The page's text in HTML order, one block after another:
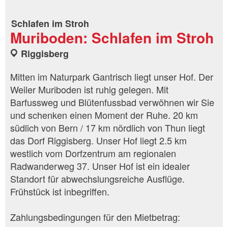
Schlafen im Stroh
Muriboden: Schlafen im Stroh
Riggisberg
Mitten im Naturpark Gantrisch liegt unser Hof. Der
Weiler Muriboden ist ruhig gelegen. Mit
Barfussweg und Blütenfussbad verwöhnen wir Sie
und schenken einen Moment der Ruhe. 20 km
südlich von Bern / 17 km nördlich von Thun liegt
das Dorf Riggisberg. Unser Hof liegt 2.5 km
westlich vom Dorfzentrum am regionalen
Radwanderweg 37. Unser Hof ist ein idealer
Standort für abwechslungsreiche Ausflüge.
Frühstück ist inbegriffen.
Zahlungsbedingungen für den Mietbetrag: